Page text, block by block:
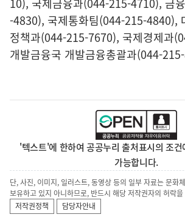
-4830), 국제통화팀(044-215-4840),
정책과(044-215-7670), 국제경제과
개발금융국 개발금융총괄과(044-
'텍스트'에 한하여 공공누리 출처표시의 조
가능합니다.
단, 사진, 이미지, 일러스트, 동영상 등의 일부 자료는 문화
보유하고 있지 아니하므로, 반드시 해당 저작권자의 허락
저작권정책
담당자안내